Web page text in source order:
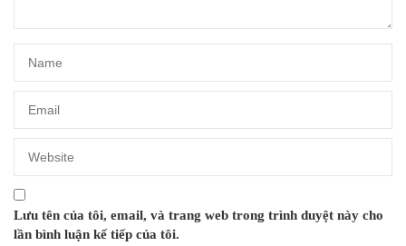
Lưu tên của tôi, email, và trang web trong trình duyệt này cho
lần bình luận kế tiếp của tôi.